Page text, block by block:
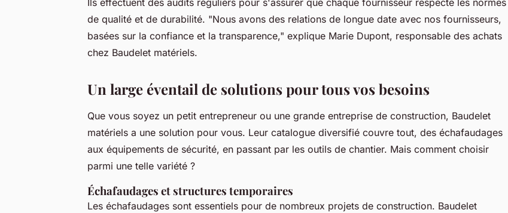
Ils effectuent des audits réguliers pour s'assurer que chaque fournisseur respecte les normes
de qualité et de durabilité. "Nous avons des relations de longue date avec nos fournisseurs,
basées sur la confiance et la transparence," explique Marie Dupont, responsable des achats
chez Baudelet matériels.
Un large éventail de solutions pour tous vos besoins
Que vous soyez un petit entrepreneur ou une grande entreprise de construction, Baudelet
matériels a une solution pour vous. Leur catalogue diversifié couvre tout, des échafaudages
aux équipements de sécurité, en passant par les outils de chantier. Mais comment choisir
parmi une telle variété ?
Échafaudages et structures temporaires
Les échafaudages sont essentiels pour de nombreux projets de construction. Baudelet